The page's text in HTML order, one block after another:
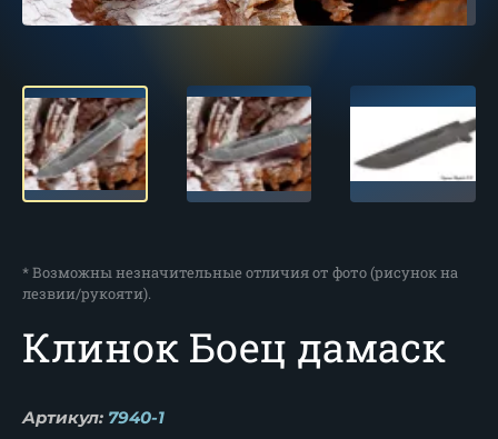
* Возможны незначительные отличия от фото (рисунок на
лезвии/рукояти).
Клинок Боец дамаск
Артикул: 7940-1